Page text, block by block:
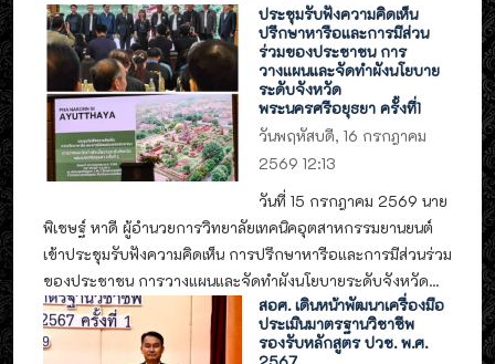
ประชุมรับฟังความคิดเห็น
ปรึกษาหารือและการมีส่วน
ร่วมของประชาชน การ
วางแผนและจัดทำผังนโยบาย
ระดับจังหวัด
พระนครศรีอยุธยา ครั้งที่1
วันพฤหัสบดี, 16 กรกฎาคม
2569 12:13
วันที่ 15 กรกฎาคม 2569 นาย
พิเชษฐ์ หาดี ผู้อำนวยการวิทยาลัยเทคนิคอุตสาหกรรมยานยนต์
เข้าประชุมรับฟังความคิดเห็น การปรึกษาหารือและการมีส่วนร่วม
ของประชาชน การวางแผนและจัดทำผังนโยบายระดับจังหวัด...
สอศ. เดินหน้าพัฒนาเครื่องมือ
ประเมินมาตรฐานวิชาชีพ
รองรับหลักสูตร ปวช. พ.ศ.